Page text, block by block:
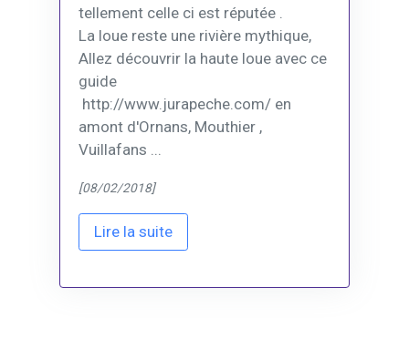
tellement celle ci est réputée .
La loue reste une rivière mythique,
Allez découvrir la haute loue avec ce
guide
http://www.jurapeche.com/ en
amont d'Ornans, Mouthier ,
Vuillafans ...
[08/02/2018]
Lire la suite